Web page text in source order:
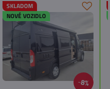
8%
SKLADOM
NOVÉ VOZIDLO